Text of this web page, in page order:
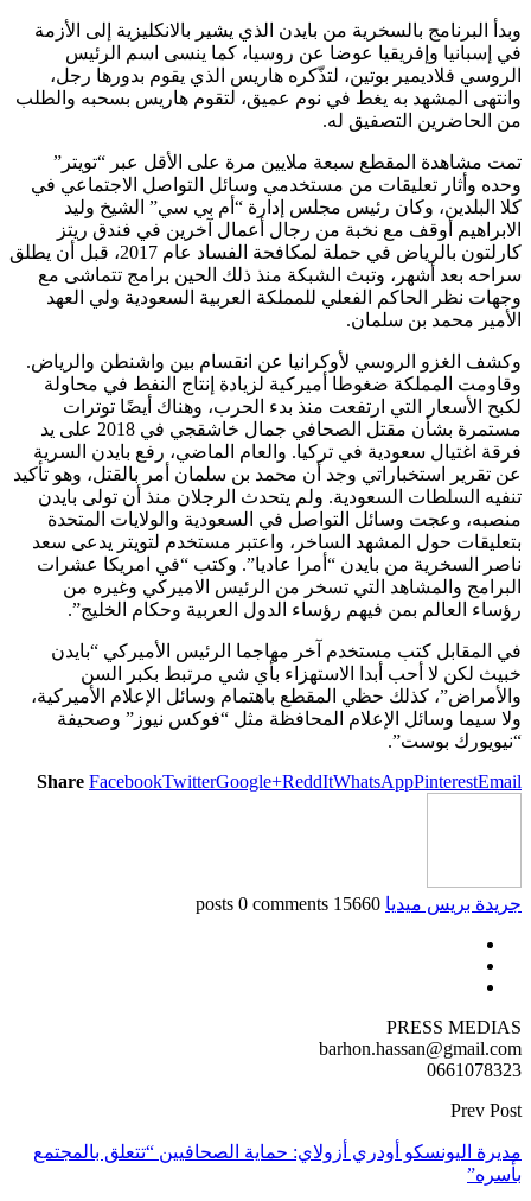
وبدأ البرنامج بالسخرية من بايدن الذي يشير بالانكليزية إلى الأزمة
في إسبانيا وإفريقيا عوضا عن روسيا، كما ينسى اسم الرئيس
الروسي فلاديمير بوتين، لتذّكره هاريس الذي يقوم بدورها رجل،
وانتهى المشهد به يغط في نوم عميق، لتقوم هاريس بسحبه والطلب
من الحاضرين التصفيق له.
تمت مشاهدة المقطع سبعة ملايين مرة على الأقل عبر “تويتر”
وحده وأثار تعليقات من مستخدمي وسائل التواصل الاجتماعي في
كلا البلدين، وكان رئيس مجلس إدارة “أم بي سي” الشيخ وليد
الابراهيم أوقف مع نخبة من رجال أعمال آخرين في فندق ريتز
كارلتون بالرياض في حملة لمكافحة الفساد عام 2017، قبل أن يطلق
سراحه بعد أشهر، وتبث الشبكة منذ ذلك الحين برامج تتماشى مع
وجهات نظر الحاكم الفعلي للمملكة العربية السعودية ولي العهد
الأمير محمد بن سلمان.
وكشف الغزو الروسي لأوكرانيا عن انقسام بين واشنطن والرياض.
وقاومت المملكة ضغوطا أميركية لزيادة إنتاج النفط في محاولة
لكبح الأسعار التي ارتفعت منذ بدء الحرب، وهناك أيضًا توترات
مستمرة بشأن مقتل الصحافي جمال خاشقجي في 2018 على يد
فرقة اغتيال سعودية في تركيا. والعام الماضي، رفع بايدن السرية
عن تقرير استخباراتي وجد أن محمد بن سلمان أمر بالقتل، وهو تأكيد
تنفيه السلطات السعودية. ولم يتحدث الرجلان منذ أن تولى بايدن
منصبه، وعجت وسائل التواصل في السعودية والولايات المتحدة
بتعليقات حول المشهد الساخر، واعتبر مستخدم لتويتر يدعى سعد
ناصر السخرية من بايدن “أمرا عاديا”. وكتب “في امريكا عشرات
البرامج والمشاهد التي تسخر من الرئيس الاميركي وغيره من
رؤساء العالم بمن فيهم رؤساء الدول العربية وحكام الخليج”.
في المقابل كتب مستخدم آخر مهاجما الرئيس الأميركي “بايدن
خبيث لكن لا أحب أبدا الاستهزاء بأي شي مرتبط بكبر السن
والأمراض”، كذلك حظي المقطع باهتمام وسائل الإعلام الأميركية،
ولا سيما وسائل الإعلام المحافظة مثل “فوكس نيوز” وصحيفة
“نيويورك بوست”.
Share FacebookTwitterGoogle+ReddItWhatsAppPinterestEmail
جريدة بريس ميديا 15660 posts
0 comments
PRESS MEDIAS
barhon.hassan@gmail.com
0661078323
Prev Post
مديرة اليونسكو أودري أزولاي: حماية الصحافيين “تتعلق بالمجتمع
بأسره”